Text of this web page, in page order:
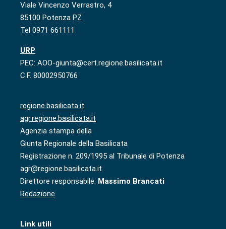
Viale Vincenzo Verrastro, 4
85100 Potenza PZ
Tel 0971 661111
URP
PEC: AOO-giunta@cert.regione.basilicata.it
C.F. 80002950766
regione.basilicata.it
agr.regione.basilicata.it
Agenzia stampa della
Giunta Regionale della Basilicata
Registrazione n. 209/1995 al Tribunale di Potenza
agr@regione.basilicata.it
Direttore responsabile: Massimo Brancati
Redazione
Link utili